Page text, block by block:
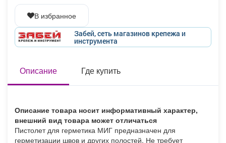
В избранное
Забей, сеть магазинов крепежа и
инструмента
Описание Где купить
Описание товара носит информативный характер,
внешний вид товара может отличаться
Пистолет для герметика МИГ предназначен для
герметизации швов и других полостей. Не требует